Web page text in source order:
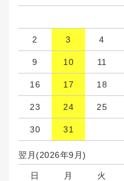
2 3 4
9 10 11
16 17 18
23 24 25
30 31
翌月(2026年9月)
日 月 火